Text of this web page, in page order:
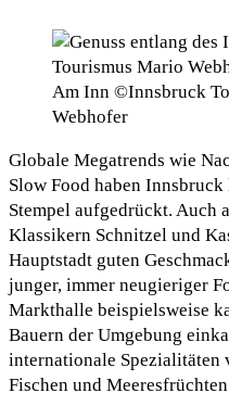
Am Inn ©Innsbruck
Webhofer
Globale Megatrends wie
Slow Food haben
Stempel aufgedrückt. Auch
Klassikern Schnitzel und
Hauptstadt guten
junger, immer neugieriger
Markthalle beispielsweise
Bauern der Umgebung
internationale Spezialitäten
Fischen und